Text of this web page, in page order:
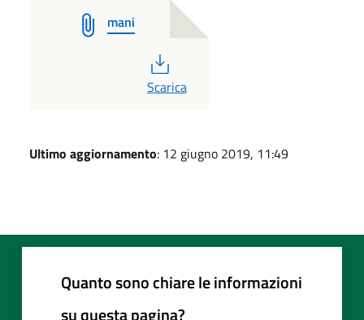
mani
PDF
Scarica
Ultimo aggiornamento: 12 giugno 2019, 11:49
Quanto sono chiare le informazioni
su questa pagina?